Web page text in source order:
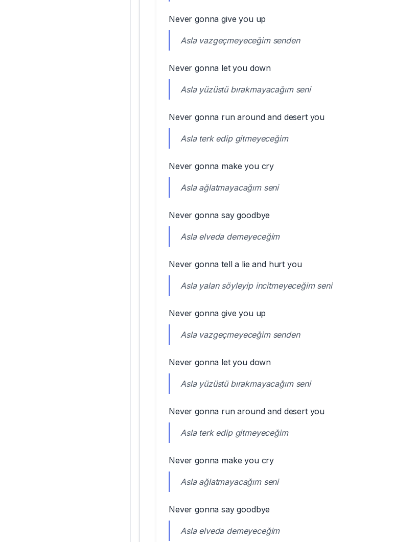
Never gonna give you up
Asla vazgeçmeyeceğim senden
Never gonna let you down
Asla yüzüstü bırakmayacağım seni
Never gonna run around and desert you
Asla terk edip gitmeyeceğim
Never gonna make you cry
Asla ağlatmayacağım seni
Never gonna say goodbye
Asla elveda demeyeceğim
Never gonna tell a lie and hurt you
Asla yalan söyleyip incitmeyeceğim seni
Never gonna give you up
Asla vazgeçmeyeceğim senden
Never gonna let you down
Asla yüzüstü bırakmayacağım seni
Never gonna run around and desert you
Asla terk edip gitmeyeceğim
Never gonna make you cry
Asla ağlatmayacağım seni
Never gonna say goodbye
Asla elveda demeyeceğim